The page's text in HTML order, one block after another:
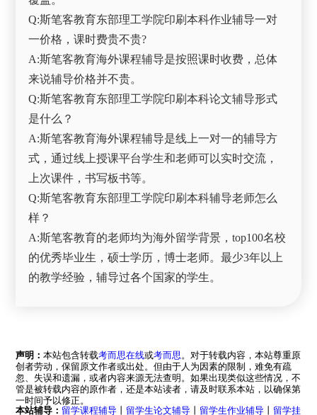
Q:斯笔客教育东部理工学院印刷本科作业辅导一对
一价格，课时费贵不贵?
A:斯笔客教育海外课程辅导是按照课时收费，总体
来说辅导价格并不贵。
Q:斯笔客教育东部理工学院印刷本科论文辅导形式
是什么？
A:斯笔客教育海外课程辅导是线上一对一的辅导方
式，通过线上授课平台学生和老师可以实时交流，
上次课件，书写板书等。
Q:斯笔客教育东部理工学院印刷本科辅导老师怎么
样？
A:斯笔客教育的老师均为海外留学背景，top100名校
的优秀毕业生，硕士学历，博士老师。最少3年以上
的教学经验，辅导过各个国家的学生。
声明：本站包含转载考而思在线或考而思。对于转载内容，本站尊重原
创者劳动，保留原文作者或出处。但由于人为因素的限制，难免有疏
忽、失误和遗漏，或者内容来源无法查明。如果出现类似这些情况，不
管是被转载内容的原作者，还是本站读者，请及时联系本站，以确保第
一时间予以修正。
本站辅导： 留学课程辅导 留学生论文辅导 留学生作业辅导
留学挂